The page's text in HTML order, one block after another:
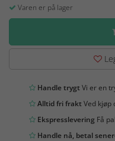
Varen er på lager
Handle trygtVi er en
Alltid fri fraktVed kjøp
Ekspresslevering Få
Handle nå, betal